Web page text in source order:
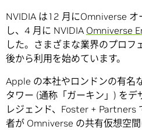
NVIDIA は12 月にOmniverse オ
し、4 月に NVIDIA Omniverse
した。さまざまな業界のプロフ
後から利用を始めています。
Apple の本社やロンドンの有名
タワー (通称「ガーキン」) を
レジェンド、Foster + Partners
者が Omniverse の共有仮想空